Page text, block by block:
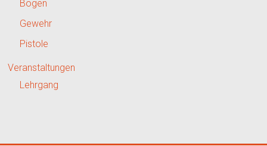
Bogen
Gewehr
Pistole
Veranstaltungen
Lehrgang